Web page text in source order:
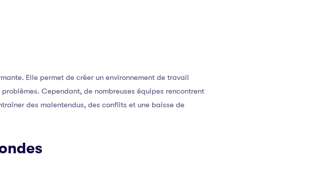
Elle permet de créer un environnement de travail
Cependant, de nombreuses équipes rencontrent
des malentendus, des conflits et une baisse de